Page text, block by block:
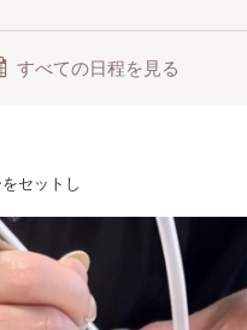
すべての日程を見る
セットし